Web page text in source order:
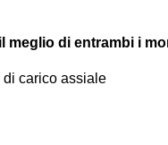
meglio di entrambi i
di carico assiale